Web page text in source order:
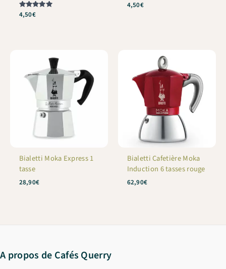
Note
4,50€
4,50€
Bialetti Moka Express 1
tasse
28,90€
Bialetti Cafetière Moka
Induction 6 tasses rouge
62,90€
A propos de Cafés Querry